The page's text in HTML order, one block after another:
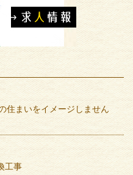
住まいをイメージしません
工事